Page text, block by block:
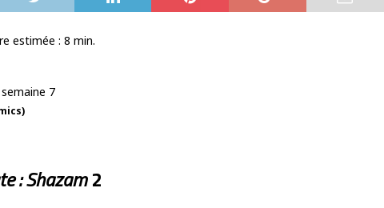
estimée : 8 min.
: Shazam2